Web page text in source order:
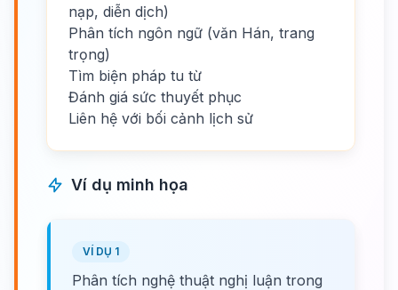
nạp, diễn dịch)
Phân tích ngôn ngữ (văn Hán, trang
trọng)
Tìm biện pháp tu từ
Đánh giá sức thuyết phục
Liên hệ với bối cảnh lịch sử
Ví dụ minh họa
VÍ DỤ 1
Phân tích nghệ thuật nghị luận trong